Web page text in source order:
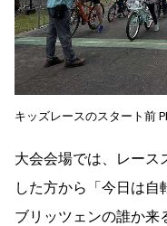
キッズレースのスタート前
大会会場では、レース
した方から「今日は
ブリッツェンの誰か来